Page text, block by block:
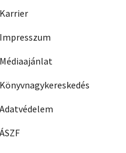
Karrier
Impresszum
Médiaajánlat
Könyvnagykereskedés
Adatvédelem
ÁSZF